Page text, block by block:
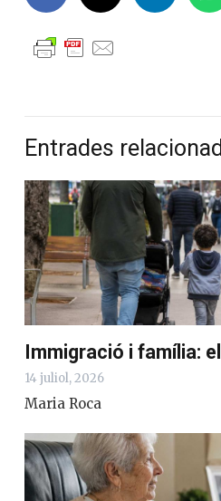
Entrades
Immigració i família:
14 juliol, 2026
Maria Roca